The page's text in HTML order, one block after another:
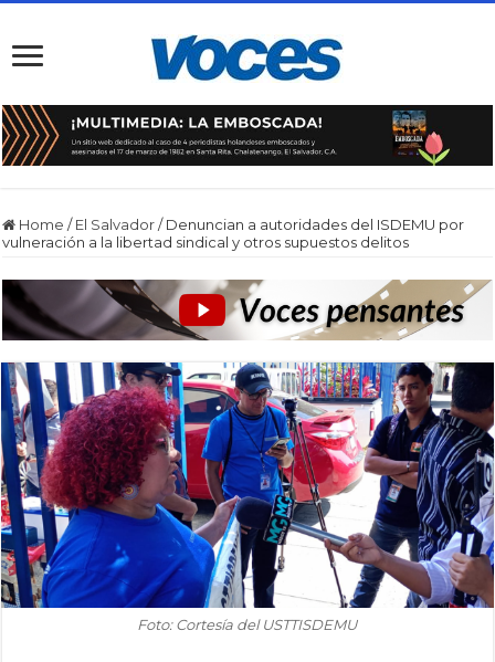
Home / El Salvador / Denuncian a autoridades del ISDEMU por
vulneración a la libertad sindical y otros supuestos delitos
Foto: Cortesía del USTTISDEMU